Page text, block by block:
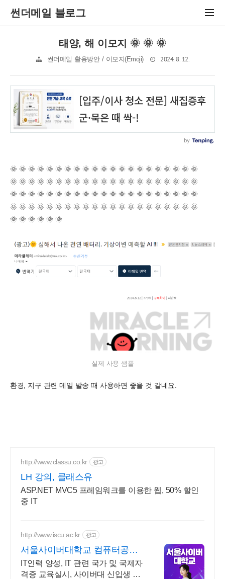
썬더메일 블로그
태양, 해 이모지 🌞 🌞 🌞
썬더메일 활용방안 / 이모지(Emoji) 2024. 8. 12.
🌞 🌞 🌞 🌞 🌞 🌞 🌞 🌞 🌞 🌞 🌞 🌞 🌞 🌞 🌞 🌞 🌞 🌞 🌞 🌞 🌞
🌞 🌞 🌞 🌞 🌞 🌞 🌞 🌞 🌞 🌞 🌞 🌞 🌞 🌞 🌞 🌞 🌞 🌞 🌞 🌞 🌞
🌞 🌞 🌞 🌞 🌞 🌞 🌞 🌞 🌞 🌞 🌞 🌞 🌞 🌞 🌞 🌞 🌞 🌞 🌞 🌞 🌞
🌞 🌞 🌞 🌞 🌞 🌞 🌞 🌞 🌞 🌞 🌞 🌞 🌞 🌞 🌞 🌞 🌞 🌞 🌞 🌞 🌞
🌞 🌞 🌞 🌞 🌞 🌞
실제 사용 샘플
환경, 지구 관련 메일 발송 때 사용하면 좋을 것 같네요.
http://www.classu.co.kr 광고
LH 강의, 클래스유
ASP.NET MVC5 프레임워크를 이용한 웹, 50% 할인
중 IT
http://www.iscu.ac.kr 광고
서울사이버대학교 컴퓨터공학
과 2026 가을학기 신편입생
IT인력 양성, IT 관련 국가 및 국제자
격증 교육실시, 사이버대 신입생 수